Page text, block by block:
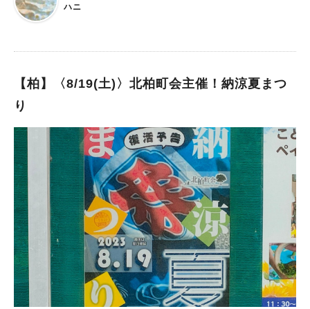
子ども縁日コーナー、その他模擬店もたくさん出店予定だそうで
ハニ
【柏】〈8/19(土)〉北柏町会主催！納涼夏まつ
り